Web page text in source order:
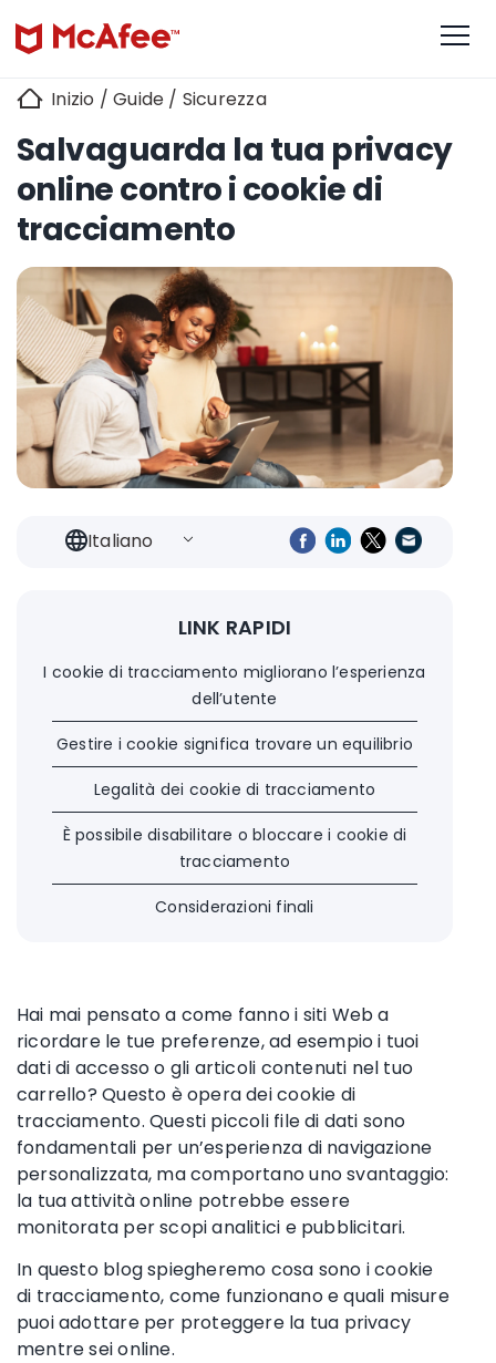
Inizio /Guide / Sicurezza
Salvaguarda la tua privacy
online contro i cookie di
tracciamento
Italiano
LINK RAPIDI
I cookie di tracciamento migliorano l’esperienza
dell’utente
Gestire i cookie significa trovare un equilibrio
Legalità dei cookie di tracciamento
È possibile disabilitare o bloccare i cookie di
tracciamento
Considerazioni finali
Hai mai pensato a come fanno i siti Web a
ricordare le tue preferenze, ad esempio i tuoi
dati di accesso o gli articoli contenuti nel tuo
carrello? Questo è opera dei cookie di
tracciamento. Questi piccoli file di dati sono
fondamentali per un’esperienza di navigazione
personalizzata, ma comportano uno svantaggio:
la tua attività online potrebbe essere
monitorata per scopi analitici e pubblicitari.
In questo blog spiegheremo cosa sono i cookie
di tracciamento, come funzionano e quali misure
puoi adottare per proteggere la tua privacy
mentre sei online.